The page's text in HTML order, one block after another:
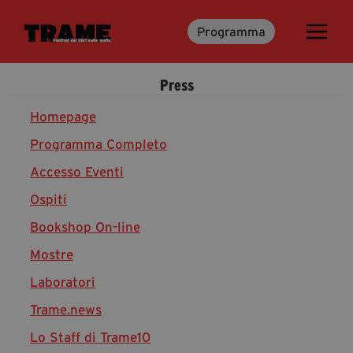
Programma
Trame.15
Libri
Media & Press
News & Kit
Accrediti Stampa
Cartella Stampa
Rassegna Stampa
Partecipa
Press
Homepage
Programma Completo
Accesso Eventi
Ospiti
Bookshop On-line
Mostre
Laboratori
Trame.news
Lo Staff di Trame10